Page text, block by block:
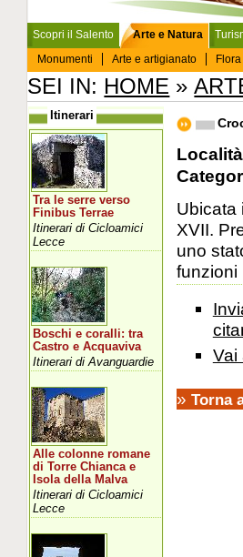
Scopri il Salento
Arte e Natura
Monumenti
Arte e artigianato Flora
SEI IN: HOME »
Località
Ubicata
XVII.
uno
funzioni
Vai
» Torna
Itinerari
Tra le serre verso
Finibus Terrae
Itinerari di Cicloamici
Lecce
Boschi e coralli: tra
Castro e Acquaviva
Itinerari di Avanguardie
Alle colonne romane
di Torre Chianca e
Isola della Malva
Itinerari di Cicloamici
Lecce